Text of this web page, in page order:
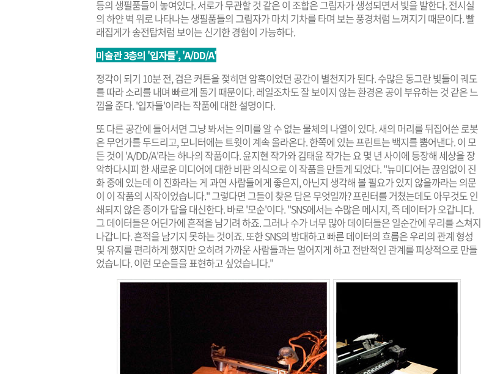
등의 생필품들이 놓여있다. 서로가 무관할 것 같은 이 조합은 그림자가 생성되면서 빛을 발한다. 전시실
의 하얀 벽 위로 나타나는 생필품들의 그림자가 마치 기차를 타며 보는 풍경처럼 느껴지기 때문이다. 빨
래집게가 송전탑처럼 보이는 신기한 경험이 가능하다.
미술관 3층의 '입자들', 'A/DD/A'
정각이 되기 10분 전, 검은 커튼을 젖히면 암흑이었던 공간이 별천지가 된다. 수많은 동그란 빛들이 궤도
를 따라 소리를 내며 빠르게 돌기 때문이다. 레일조차도 잘 보이지 않는 환경은 공이 부유하는 것 같은 느
낌을 준다. '입자들'이라는 작품에 대한 설명이다.
또 다른 공간에 들어서면 그냥 봐서는 의미를 알 수 없는 물체의 나열이 있다. 새의 머리를 뒤집어쓴 로봇
은 무언가를 두드리고, 모니터에는 트윗이 계속 올라온다. 한쪽에 있는 프린트는 백지를 뿜어낸다. 이 모
든 것이 'A/DD/A'라는 하나의 작품이다. 윤지현 작가와 김태윤 작가는 요 몇 년 사이에 등장해 세상을 장
악하다시피 한 새로운 미디어에 대한 비판 의식으로 이 작품을 만들게 되었다. "뉴미디어는 끊임없이 진
화 중에 있는데 이 진화라는 게 과연 사람들에게 좋은지, 아닌지 생각해 볼 필요가 있지 않을까라는 의문
이 이 작품의 시작이었습니다." 그렇다면 그들이 찾은 답은 무엇일까? 프린터를 거쳤는데도 아무것도 인
쇄되지 않은 종이가 답을 대신한다. 바로 '모순'이다. "SNS에서는 수많은 메시지, 즉 데이터가 오갑니다.
그 데이터들은 어딘가에 흔적을 남기려 하죠. 그러나 수가 너무 많아 데이터들은 일순간에 우리를 스쳐지
나갑니다. 흔적을 남기지 못하는 것이죠. 또한 SNS의 방대하고 빠른 데이터의 흐름은 우리의 관계 형성
및 유지를 편리하게 했지만 오히려 가까운 사람들과는 멀어지게 하고 전반적인 관계를 피상적으로 만들
었습니다. 이런 모순들을 표현하고 싶었습니다."